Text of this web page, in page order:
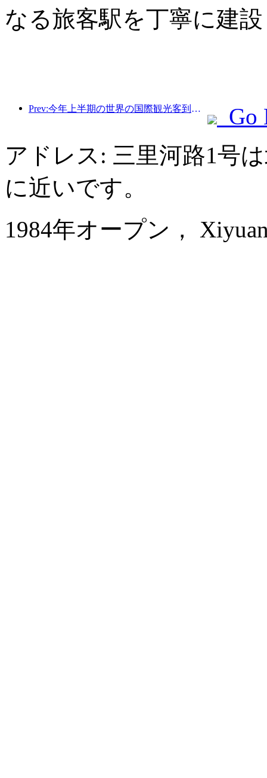
なる旅客駅を丁寧に建
Prev:今年上半期の世界の国際観光客到着数は前年比5％増加した。
Go
アドレス: 三里河路1号
に近いです。
1984年オープン，